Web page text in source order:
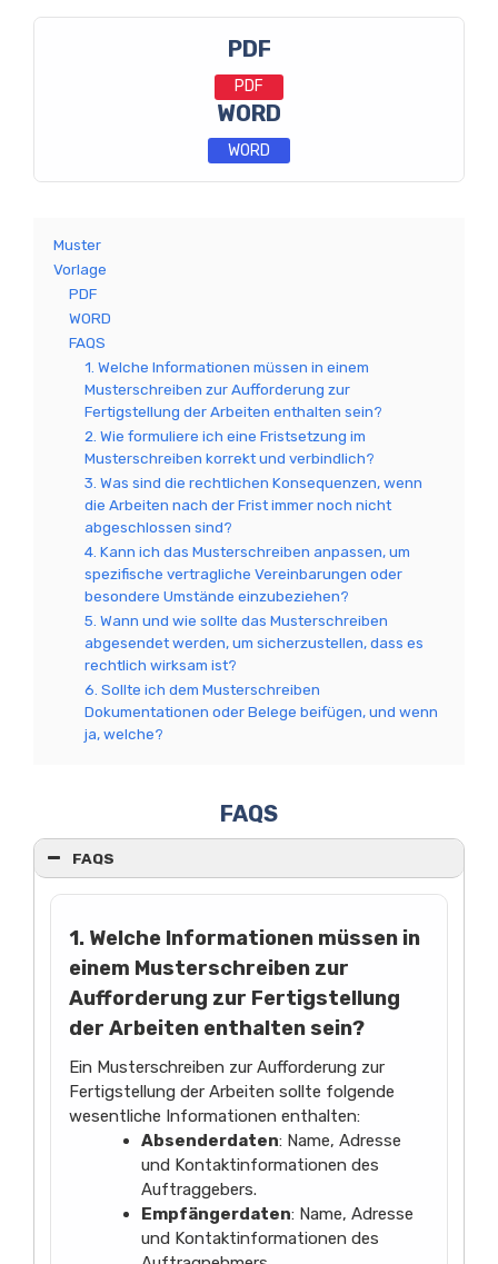
PDF
PDF
WORD
WORD
Muster
Vorlage
PDF
WORD
FAQS
1. Welche Informationen müssen in einem
Musterschreiben zur Aufforderung zur
Fertigstellung der Arbeiten enthalten sein?
2. Wie formuliere ich eine Fristsetzung im
Musterschreiben korrekt und verbindlich?
3. Was sind die rechtlichen Konsequenzen, wenn
die Arbeiten nach der Frist immer noch nicht
abgeschlossen sind?
4. Kann ich das Musterschreiben anpassen, um
spezifische vertragliche Vereinbarungen oder
besondere Umstände einzubeziehen?
5. Wann und wie sollte das Musterschreiben
abgesendet werden, um sicherzustellen, dass es
rechtlich wirksam ist?
6. Sollte ich dem Musterschreiben
Dokumentationen oder Belege beifügen, und wenn
ja, welche?
FAQS
FAQS
1. Welche Informationen müssen in
einem Musterschreiben zur
Aufforderung zur Fertigstellung
der Arbeiten enthalten sein?
Ein Musterschreiben zur Aufforderung zur
Fertigstellung der Arbeiten sollte folgende
wesentliche Informationen enthalten:
Absenderdaten: Name, Adresse
und Kontaktinformationen des
Auftraggebers.
Empfängerdaten: Name, Adresse
und Kontaktinformationen des